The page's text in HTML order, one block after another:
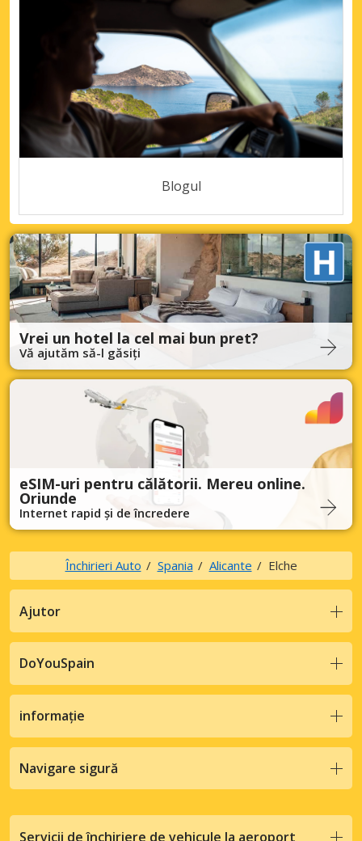
Blogul
Vrei un hotel la cel mai bun pret?
Vă ajutăm să-l găsiți
eSIM-uri pentru călătorii. Mereu online.
Oriunde
Internet rapid și de încredere
Închirieri Auto Spania Alicante Elche
Ajutor
DoYouSpain
informație
Navigare sigură
Servicii de închiriere de vehicule la aeroport